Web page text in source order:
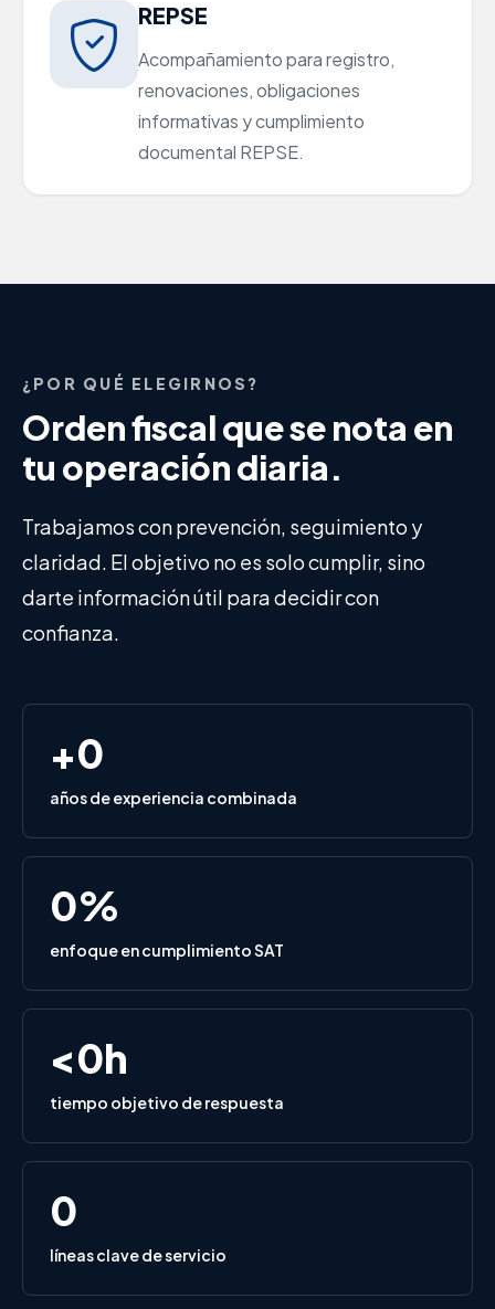
REPSE
Acompañamiento para registro,
renovaciones, obligaciones
informativas y cumplimiento
documental REPSE.
¿POR QUÉ ELEGIRNOS?
Orden fiscal que se nota en
tu operación diaria.
Trabajamos con prevención, seguimiento y
claridad. El objetivo no es solo cumplir, sino
darte información útil para decidir con
confianza.
+0
años de experiencia combinada
0%
enfoque en cumplimiento SAT
<0h
tiempo objetivo de respuesta
0
líneas clave de servicio